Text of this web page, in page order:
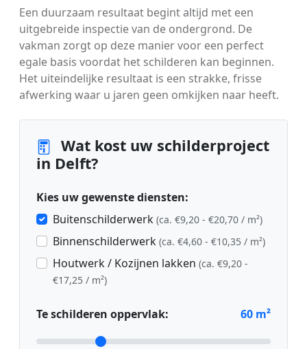
Een duurzaam resultaat begint altijd met een
uitgebreide inspectie van de ondergrond. De
vakman zorgt op deze manier voor een perfect
egale basis voordat het schilderen kan beginnen.
Het uiteindelijke resultaat is een strakke, frisse
afwerking waar u jaren geen omkijken naar heeft.
Wat kost uw schilderproject
in Delft?
Kies uw gewenste diensten:
Buitenschilderwerk (ca. €9,20 - €20,70 / m²)
Binnenschilderwerk (ca. €4,60 - €10,35 / m²)
Houtwerk / Kozijnen lakken (ca. €9,20 -
€17,25 / m²)
Te schilderen oppervlak: 60 m²